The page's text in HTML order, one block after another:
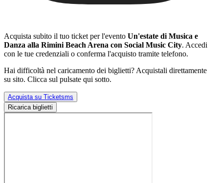
Acquista subito il tuo ticket per l'evento Un'estate di Musica e
Danza alla Rimini Beach Arena con Social Music City. Accedi
con le tue credenziali o conferma l'acquisto tramite telefono.
Hai difficoltà nel caricamento dei biglietti? Acquistali direttamente
su sito. Clicca sul pulsate qui sotto.
Acquista su Ticketsms
Ricarica biglietti